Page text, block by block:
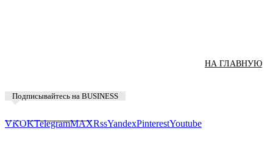
НА ГЛАВНУЮ
Подписывайтесь на BUSINESS
VKOKTelegramMAXRssYandexPinterestYoutube